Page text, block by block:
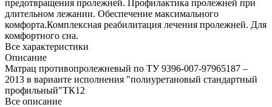
предотвращения пролежней. Профилактика пролежней при
длительном лежании. Обеспечение максимального
комфорта.Комплексная реабилитация лечения пролежней. Для
комфортного сна.
Все характеристики
Описание
Матрац противопролежневый по ТУ 9396-007-97965187 –
2013 в варианте исполнения "полиуретановый стандартный
профильный"ТК12
Все описание